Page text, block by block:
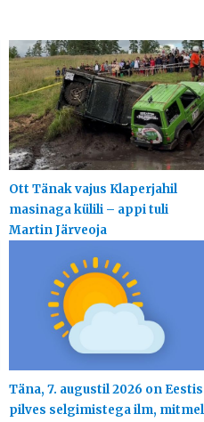
Ott Tänak vajus Klaperjahil
masinaga külili – appi tuli
Martin Järveoja
Täna, 7. augustil 2026 on Eestis
pilves selgimistega ilm, mitmel